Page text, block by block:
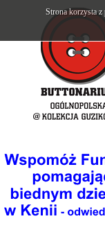
Strona korzysta